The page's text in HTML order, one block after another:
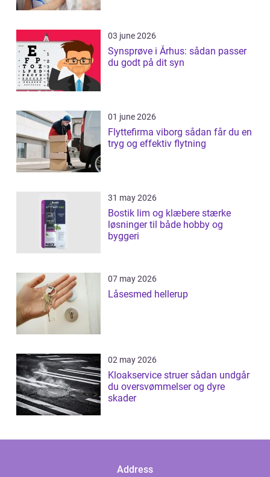
03 june 2026
Synsprøve i Århus: sådan passer
du godt på dit syn
01 june 2026
Flyttefirma viborg sådan får du en
tryg og effektiv flytning
31 may 2026
Bostik lim og klæbere stærke
løsninger til både hobby og
byggeri
07 may 2026
Låsesmed hellerup
02 may 2026
Kloakservice struer sådan undgår
du oversvømmelser og dyre
skader
Address